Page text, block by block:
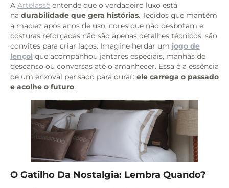
A Artelassê entende que o verdadeiro luxo está
na durabilidade que gera histórias. Tecidos que mantêm
a maciez após anos de uso, cores que não desbotam e
costuras reforçadas não são apenas detalhes técnicos, são
convites para criar laços. Imagine herdar um jogo de
lençol que acompanhou jantares especiais, manhãs de
descanso ou conversas até o amanhecer. Essa é a essência
de um enxoval pensado para durar: ele carrega o passado
e acolhe o futuro.
O Gatilho Da Nostalgia: Lembra Quando?